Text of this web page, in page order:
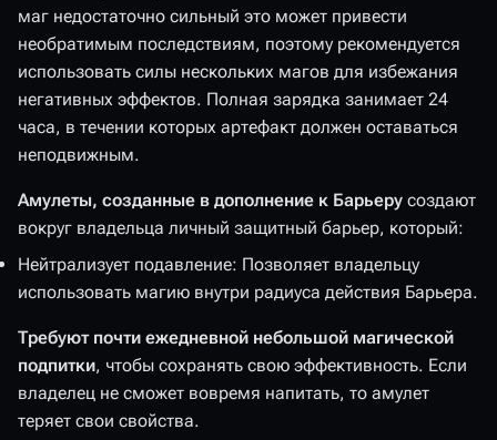
маг недостаточно сильный это может привести
необратимым последствиям, поэтому рекомендуется
использовать силы нескольких магов для избежания
негативных эффектов. Полная зарядка занимает 24
часа, в течении которых артефакт должен оставаться
неподвижным.
Амулеты, созданные в дополнение к Барьеру создают
вокруг владельца личный защитный барьер, который:
Нейтрализует подавление: Позволяет владельцу
использовать магию внутри радиуса действия Барьера.
Требуют почти ежедневной небольшой магической
подпитки, чтобы сохранять свою эффективность. Если
владелец не сможет вовремя напитать, то амулет
теряет свои свойства.